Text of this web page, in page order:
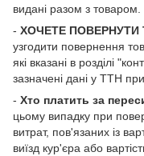
видані разом з товаром.
- ХОЧЕТЕ
узгодити повернення
які вказані в розділі
зазначені дані у ТТН
- Хто платить за
цьому випадку при
витрат, пов'язаних із
виїзд кур'єра або